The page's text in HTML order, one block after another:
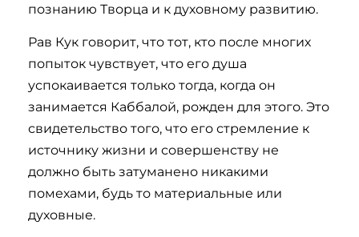
познанию Творца и к духовному развитию.
Рав Кук говорит, что тот, кто после многих
попыток чувствует, что его душа
успокаивается только тогда, когда он
занимается Каббалой, рожден для этого. Это
свидетельство того, что его стремление к
источнику жизни и совершенству не
должно быть затуманено никакими
помехами, будь то материальные или
духовные.